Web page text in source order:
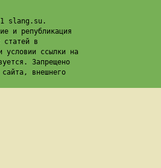
slang.su.
и републикация
статей в
условии ссылки на
Запрещено
сайта, внешнего